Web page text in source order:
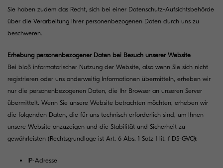
Sie haben zudem das Recht, sich bei einer Datenschutz-Aufsichtsbehörde
über die Verarbeitung Ihrer personenbezogenen Daten durch uns zu
beschweren.
Erhebung personenbezogener Daten bei Besuch unserer Website
Bei bloß informatorischer Nutzung der Website, also wenn Sie sich nicht
registrieren oder uns anderweitig Informationen übermitteln, erheben wir
nur die personenbezogenen Daten, die Ihr Browser an unseren Server
übermittelt. Wenn Sie unsere Website betrachten möchten, erheben wir
die folgenden Daten, die für uns technisch erforderlich sind, um Ihnen
unsere Website anzuzeigen und die Stabilität und Sicherheit zu
gewährleisten (Rechtsgrundlage ist Art. 6 Abs. 1 Satz 1 lit. f DS-GVO):
IP-Adresse